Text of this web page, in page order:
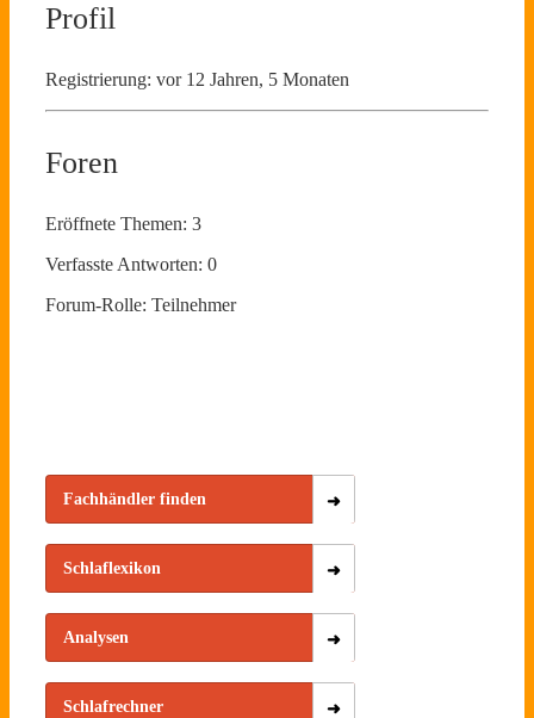
Profil
Registrierung: vor 12 Jahren, 5 Monaten
Foren
Eröffnete Themen: 3
Verfasste Antworten: 0
Forum-Rolle: Teilnehmer
Fachhändler finden
Schlaflexikon
Analysen
Schlafrechner